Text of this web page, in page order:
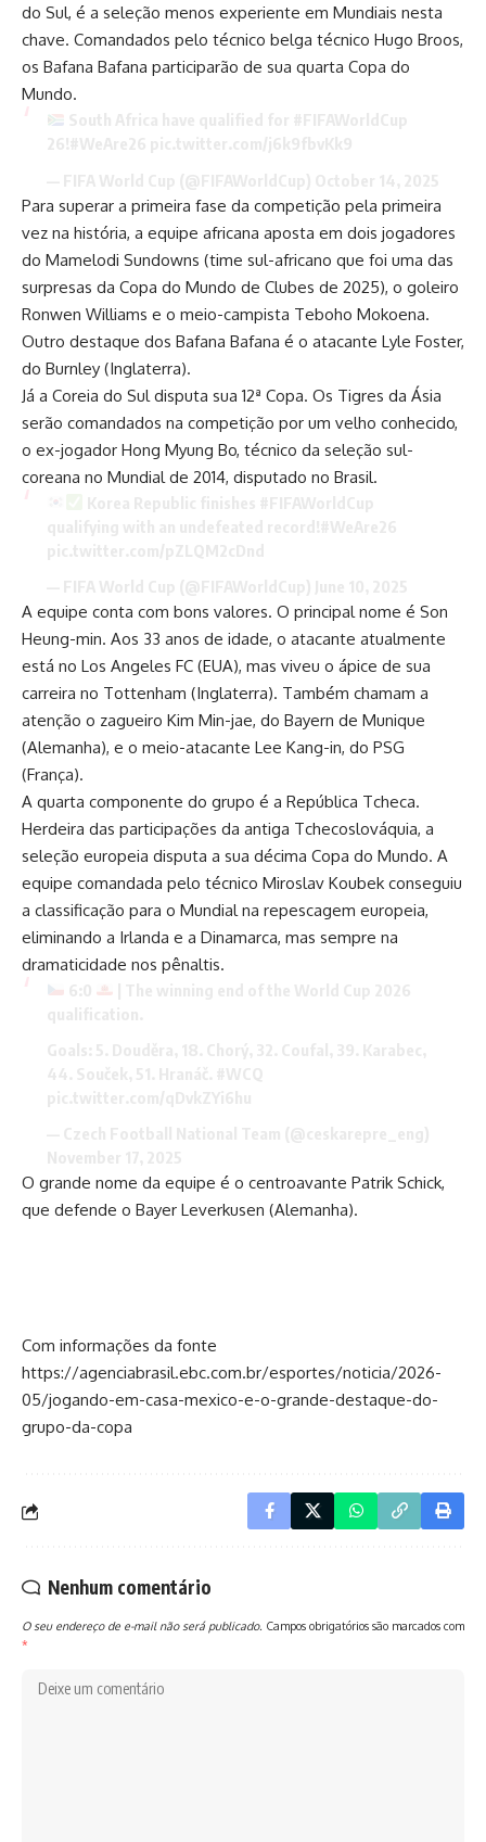
do Sul, é a seleção menos experiente em Mundiais nesta
chave. Comandados pelo técnico belga técnico Hugo Broos,
os Bafana Bafana participarão de sua quarta Copa do
Mundo.
Para superar a primeira fase da competição pela primeira
vez na história, a equipe africana aposta em dois jogadores
do Mamelodi Sundowns (time sul-africano que foi uma das
surpresas da Copa do Mundo de Clubes de 2025), o goleiro
Ronwen Williams e o meio-campista Teboho Mokoena.
Outro destaque dos Bafana Bafana é o atacante Lyle Foster,
do Burnley (Inglaterra).
Já a Coreia do Sul disputa sua 12ª Copa. Os Tigres da Ásia
serão comandados na competição por um velho conhecido,
o ex-jogador Hong Myung Bo, técnico da seleção sul-
coreana no Mundial de 2014, disputado no Brasil.
A equipe conta com bons valores. O principal nome é Son
Heung-min. Aos 33 anos de idade, o atacante atualmente
está no Los Angeles FC (EUA), mas viveu o ápice de sua
carreira no Tottenham (Inglaterra). Também chamam a
atenção o zagueiro Kim Min-jae, do Bayern de Munique
(Alemanha), e o meio-atacante Lee Kang-in, do PSG
(França).
A quarta componente do grupo é a República Tcheca.
Herdeira das participações da antiga Tchecoslováquia, a
seleção europeia disputa a sua décima Copa do Mundo. A
equipe comandada pelo técnico Miroslav Koubek conseguiu
a classificação para o Mundial na repescagem europeia,
eliminando a Irlanda e a Dinamarca, mas sempre na
dramaticidade nos pênaltis.
O grande nome da equipe é o centroavante Patrik Schick,
que defende o Bayer Leverkusen (Alemanha).
Com informações da fonte
https://agenciabrasil.ebc.com.br/esportes/noticia/2026-
05/jogando-em-casa-mexico-e-o-grande-destaque-do-
grupo-da-copa
Nenhum comentário
O seu endereço de e-mail não será publicado. Campos obrigatórios são marcados com
*